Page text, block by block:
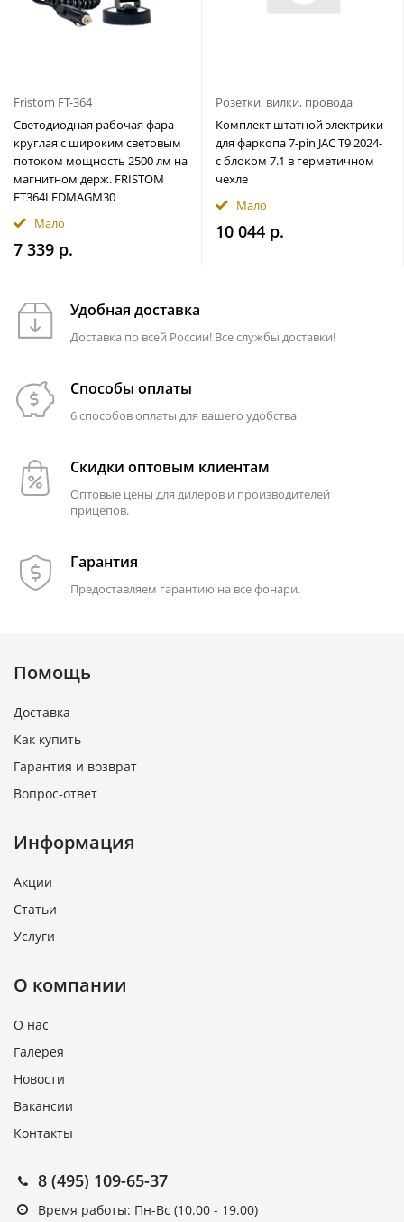
Fristom FT-364
Светодиодная рабочая фара
круглая с широким световым
потоком мощность 2500 лм на
магнитном держ. FRISTOM
FT364LEDMAGM30
Мало
7 339 р.
Розетки, вилки, провода
Комплект штатной электрики
для фаркопа 7-pin JAC T9 2024-
с блоком 7.1 в герметичном
чехле
Мало
10 044 р.
Удобная доставка
Доставка по всей России! Все службы доставки!
Способы оплаты
6 способов оплаты для вашего удобства
Скидки оптовым клиентам
Оптовые цены для дилеров и производителей
прицепов.
Гарантия
Предоставляем гарантию на все фонари.
Помощь
Доставка
Как купить
Гарантия и возврат
Вопрос-ответ
Информация
Акции
Статьи
Услуги
О компании
О нас
Галерея
Новости
Вакансии
Контакты
8 (495) 109-65-37
Время работы: Пн-Вс (10.00 - 19.00)